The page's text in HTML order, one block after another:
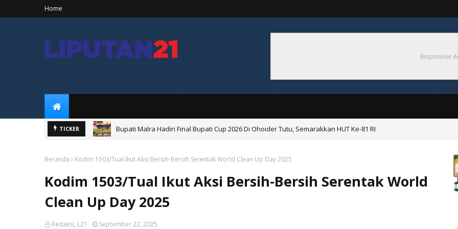
Home
Responsive
TICKER
Bupati Malra Hadiri Final Bupati Cup 2026 Di Ohoider Tutu, Semarakkan HUT Ke-81 RI
Bupati Maluku Tenggara Saksikan Langsung Bupati Cup 2026 Di Ohoi Danar
Beranda Kodim 1503/Tual Ikut Aksi Bersih-Bersih Serentak World Clean Up Day 2025
Kodim 1503/Tual Ikut Aksi Bersih-Bersih Serentak World
Clean Up Day 2025
Redaksi, L21 September 22, 2025